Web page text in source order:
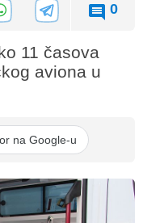
0
11 časova
aviona u
na Google-u